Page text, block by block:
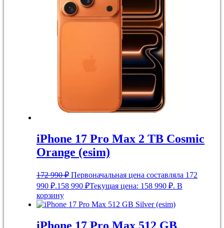
iPhone 17 Pro Max 2 TB Cosmic
Orange (esim)
172 990₽ Первоначальная цена составляла 172
990 ₽.158 990 ₽Текущая цена: 158 990 ₽. В
корзину
iPhone 17 Pro Max 512 GB